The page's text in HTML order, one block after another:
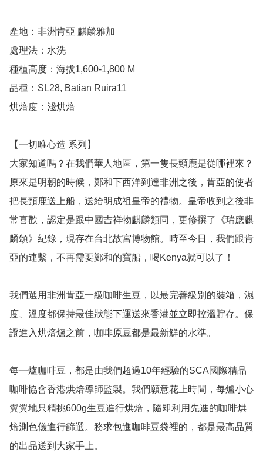
產地：非洲肯亞 麒麟雅加
處理法：水洗
種植高度：海拔1,600-1,800 M
品種：SL28, Batian Ruira11
烘焙度：淺烘焙
【一切唯心造 系列】
大家知道嗎？在我們華人地區，第一隻長頸鹿是從哪裡來？
原來是明朝的時候，鄭和下西洋到達非洲之後，肯亞的使者
把長頸鹿送上船，送給明成祖皇帝的禮物。皇帝收到之後非
常喜歡，認定是跟中國吉祥物麒麟類同，更修撰了《瑞應麒
麟頌》紀錄，現存在台北故宮博物館。時至今日，我們跟肯
亞的連繫，不再需要鄭和的寶船，喝Kenya就可以了！
我們選用非洲肯亞一級咖啡生豆，以最完善級別的裝箱，濕
度、溫度都保持最佳狀態下運送來香港並立即控溫貯存。保
證進入烘焙爐之前，咖啡原豆都是最新鮮的水準。
每一爐咖啡豆，都是由我們超過10年經驗的SCA國際精品
咖啡協會香港烘焙導師監製。我們願意花上時間，每爐小心
翼翼地只精挑600g生豆進行烘焙，隨即利用先進的咖啡烘
焙測色儀進行篩選。務求包進咖啡豆袋裡的，都是最高品質